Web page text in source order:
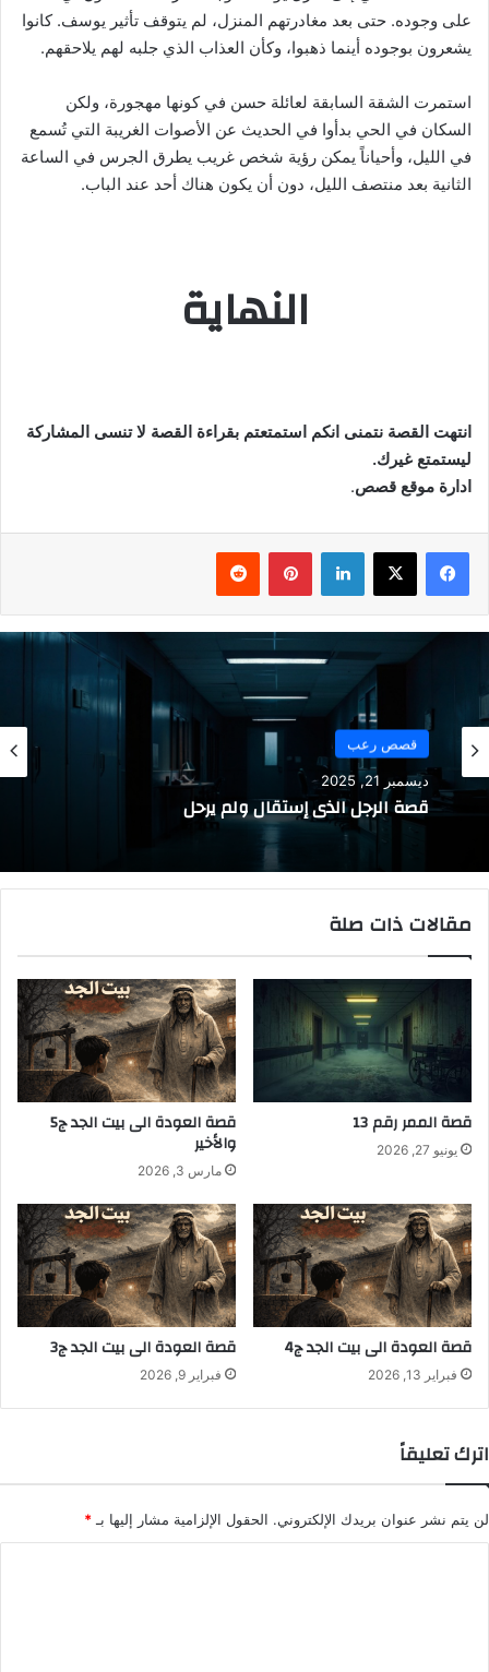
على وجوده. حتى بعد مغادرتهم المنزل، لم يتوقف تأثير يوسف. كانوا
يشعرون بوجوده أينما ذهبوا، وكأن العذاب الذي جلبه لهم يلاحقهم.
استمرت الشقة السابقة لعائلة حسن في كونها مهجورة، ولكن
السكان في الحي بدأوا في الحديث عن الأصوات الغريبة التي تُسمع
في الليل، وأحياناً يمكن رؤية شخص غريب يطرق الجرس في الساعة
الثانية بعد منتصف الليل، دون أن يكون هناك أحد عند الباب.
النهاية
انتهت القصة نتمنى انكم استمتعتم بقراءة القصة لا تنسى المشاركة
ليستمتع غيرك.
ادارة موقع قصص.
فيسبوك ‫X لينكدإن بينتيريست
قصص رعب
ديسمبر 21, 2025
قصة الرجل الذي إستقال ولم يرحل
مقالات ذات صلة
قصة الممر رقم 13
يونيو 27, 2026
قصة العودة الى بيت الجد ج5
والأخير
مارس 3, 2026
قصة العودة الى بيت الجد ج4
فبراير 13, 2026
قصة العودة الى بيت الجد ج3
فبراير 9, 2026
اترك تعليقاً
لن يتم نشر عنوان بريدك الإلكتروني. الحقول الإلزامية مشار إليها بـ *